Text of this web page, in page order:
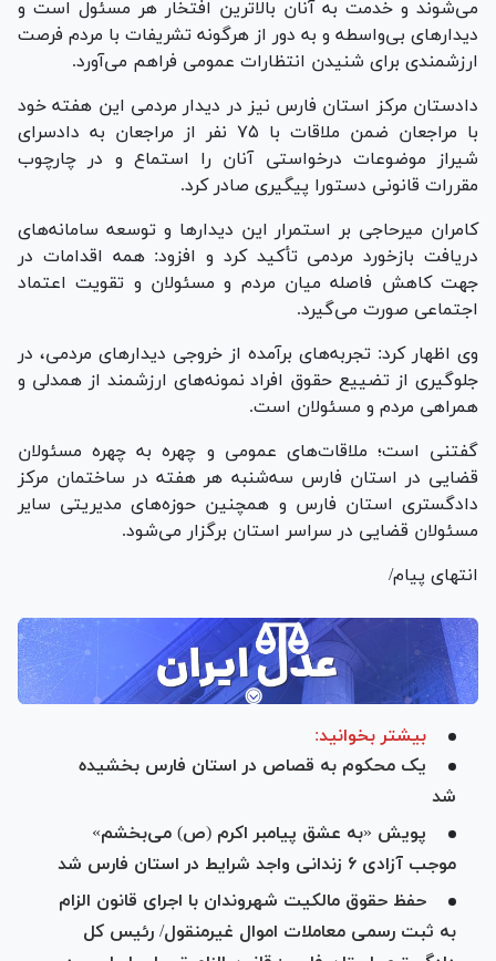
می‌شوند و خدمت به آنان بالاترین افتخار هر مسئول است و
دیدار‌های بی‌واسطه و به دور از هرگونه تشریفات با مردم فرصت
ارزشمندی برای شنیدن انتظارات عمومی فراهم می‌آورد.
دادستان مرکز استان فارس نیز در دیدار مردمی این هفته خود
با مراجعان ضمن ملاقات با ۷۵ نفر از مراجعان به دادسرای
شیراز موضوعات درخواستی آنان را استماع و در چارچوب
مقررات قانونی دستورا پیگیری صادر کرد.
کامران میرحاجی بر استمرار این دیدار‌ها و توسعه سامانه‌های
دریافت بازخورد مردمی تأکید کرد و افزود: همه اقدامات در
جهت کاهش فاصله میان مردم و مسئولان و تقویت اعتماد
اجتماعی صورت می‌گیرد.
وی اظهار کرد: تجربه‌های برآمده از خروجی دیدار‌های مردمی، در
جلوگیری از تضییع حقوق افراد نمونه‌های ارزشمند از همدلی و
همراهی مردم و مسئولان است.
گفتنی است؛ ملاقات‌های عمومی و چهره به چهره مسئولان
قضایی در استان فارس سه‌شنبه هر هفته در ساختمان مرکز
دادگستری استان فارس و همچنین حوزه‌های مدیریتی سایر
مسئولان قضایی در سراسر استان برگزار می‌شود.
انتهای پیام/
بیشتر بخوانید:
یک محکوم به قصاص در استان فارس بخشیده
شد
پویش «به عشق پیامبر اکرم (ص) می‌بخشم»
موجب آزادی ۶ زندانی واجد شرایط در استان فارس شد
حفظ حقوق مالکیت شهروندان با اجرای قانون الزام
به ثبت رسمی معاملات اموال غیرمنقول/ رئیس کل